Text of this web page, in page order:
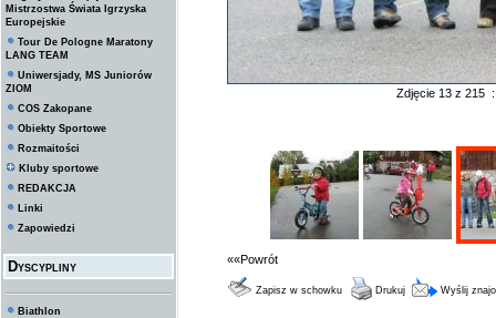
Mistrzostwa Świata Igrzyska
Europejskie
Tour De Pologne Maratony
LANG TEAM
Uniwersjady, MS Juniorów
ZIOM
COS Zakopane
Obiekty Sportowe
Rozmaitości
Kluby sportowe
REDAKCJA
Linki
Zapowiedzi
Dyscypliny
Biathlon
Zdjęcie 13 z 215
««Powrót
Zapisz w schowku Drukuj Wyślij